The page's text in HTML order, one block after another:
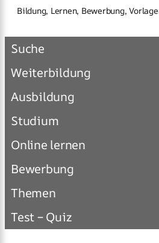
Bildung, Lernen, Bewerbung,
Suche
Weiterbildung
Ausbildung
Studium
Online lernen
Bewerbung
Themen
Test – Quiz